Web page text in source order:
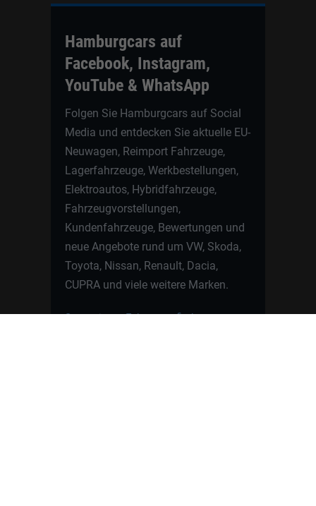
Hamburgcars auf
Facebook, Instagram,
YouTube & WhatsApp
Folgen Sie Hamburgcars auf Social
Media und entdecken Sie aktuelle EU-
Neuwagen, Reimport Fahrzeuge,
Lagerfahrzeuge, Werkbestellungen,
Elektroautos, Hybridfahrzeuge,
Fahrzeugvorstellungen,
Kundenfahrzeuge, Bewertungen und
neue Angebote rund um VW, Skoda,
Toyota, Nissan, Renault, Dacia,
CUPRA und viele weitere Marken.
Startseite
Fahrzeuge finden